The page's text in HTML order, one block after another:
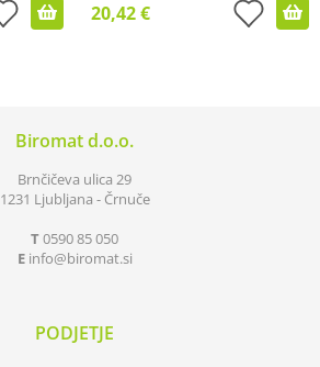
20,42 €
Biromat d.o.o.
Brnčičeva ulica 29
1231 Ljubljana - Črnuče
T0590 85 050
E info biromat.si
PODJETJE